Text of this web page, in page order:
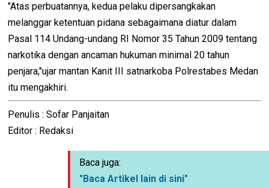
"Atas perbuatannya, kedua pelaku dipersangkakan
melanggar ketentuan pidana sebagaimana diatur dalam
Pasal 114 Undang-undang RI Nomor 35 Tahun 2009 tentang
narkotika dengan ancaman hukuman minimal 20 tahun
penjara,"ujar mantan Kanit III satnarkoba Polrestabes Medan
itu mengakhiri.
Penulis : Sofar Panjaitan
Editor : Redaksi
Baca juga:
"Baca Artikel lain di sini"